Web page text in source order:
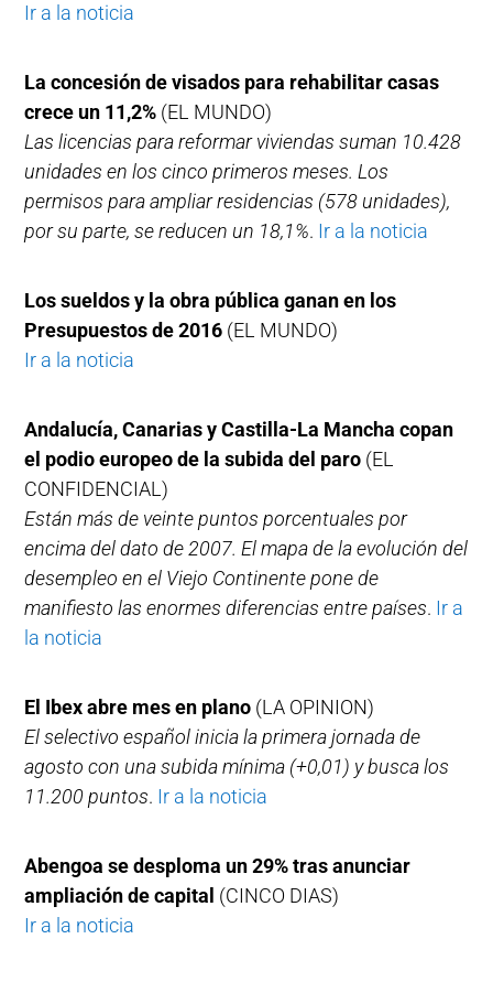
Ir a la noticia
La concesión de visados para rehabilitar casas
crece un 11,2% (EL MUNDO)
Las licencias para reformar viviendas suman 10.428
unidades en los cinco primeros meses. Los
permisos para ampliar residencias (578 unidades),
por su parte, se reducen un 18,1%. Ir a la noticia
Los sueldos y la obra pública ganan en los
Presupuestos de 2016 (EL MUNDO)
Ir a la noticia
Andalucía, Canarias y Castilla-La Mancha copan
el podio europeo de la subida del paro (EL
CONFIDENCIAL)
Están más de veinte puntos porcentuales por
encima del dato de 2007. El mapa de la evolución del
desempleo en el Viejo Continente pone de
manifiesto las enormes diferencias entre países. Ir a
la noticia
El Ibex abre mes en plano (LA OPINION)
El selectivo español inicia la primera jornada de
agosto con una subida mínima (+0,01) y busca los
11.200 puntos. Ir a la noticia
Abengoa se desploma un 29% tras anunciar
ampliación de capital (CINCO DIAS)
Ir a la noticia